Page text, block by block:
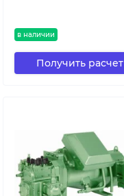
в наличии
Получить расчет